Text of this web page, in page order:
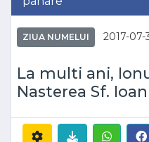
ZIUA NUMELUI 2017-07-
La multi ani,
Nasterea Sf. Ioan